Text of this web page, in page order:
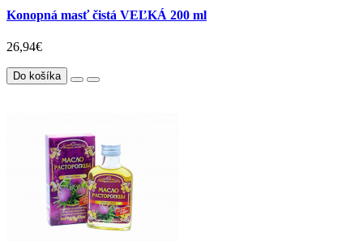
Konopná masť čistá VEĽKÁ 200 ml
26,94€
Do košíka